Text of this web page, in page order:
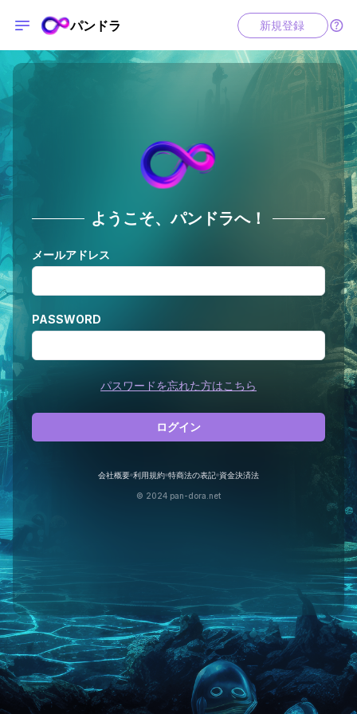
パンドラ 新規登録
ようこそ、パンドラへ！
メールアドレス
PASSWORD
パスワードを忘れた方はこちら
ログイン
会社概要 利用規約 特商法の表記 資金決済法
© 2024 pan-dora.net